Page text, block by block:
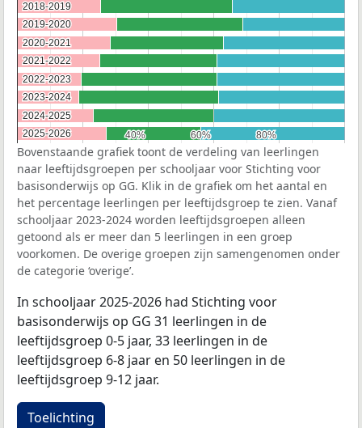
40%
40% 60%
60% 80%
80%
2018-2019
2018-2019
2019-2020
2019-2020
2020-2021
2020-2021
2021-2022
2021-2022
2022-2023
2022-2023
2023-2024
2023-2024
2024-2025
2024-2025
2025-2026
2025-2026
Bovenstaande grafiek toont de verdeling van leerlingen
naar leeftijdsgroepen per schooljaar voor Stichting voor
basisonderwijs op GG. Klik in de grafiek om het aantal en
het percentage leerlingen per leeftijdsgroep te zien. Vanaf
schooljaar 2023-2024 worden leeftijdsgroepen alleen
getoond als er meer dan 5 leerlingen in een groep
voorkomen. De overige groepen zijn samengenomen onder
de categorie ‘overige’.
In schooljaar 2025-2026 had Stichting voor
basisonderwijs op GG 31 leerlingen in de
leeftijdsgroep 0-5 jaar, 33 leerlingen in de
leeftijdsgroep 6-8 jaar en 50 leerlingen in de
leeftijdsgroep 9-12 jaar.
Toelichting